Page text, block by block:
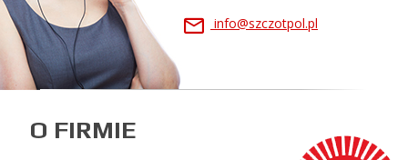
info@szczotpol.pl
O FIRMIE